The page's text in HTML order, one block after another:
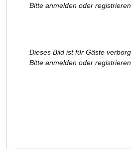
Bitte anmelden oder
Dieses Bild ist für Gäste
Bitte anmelden oder